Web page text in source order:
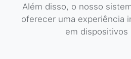
Além disso, o nosso
oferecer uma experiência
em dispositivos